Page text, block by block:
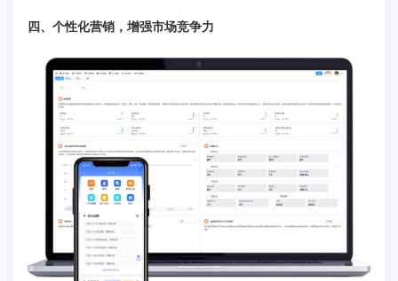
四、个性化营销，增强市场竞争力